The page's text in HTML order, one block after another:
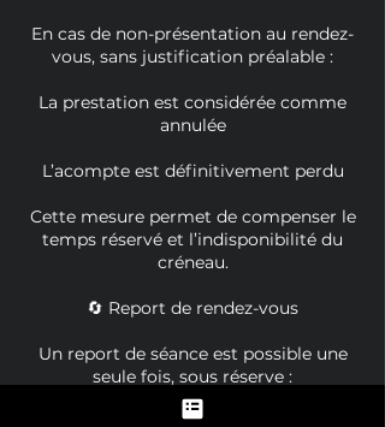
En cas de non-présentation au rendez-
vous, sans justification préalable :
La prestation est considérée comme
annulée
L’acompte est définitivement perdu
Cette mesure permet de compenser le
temps réservé et l’indisponibilité du
créneau.
🔄 Report de rendez-vous
Un report de séance est possible une
seule fois, sous réserve :
d’une demande formulée au minimum